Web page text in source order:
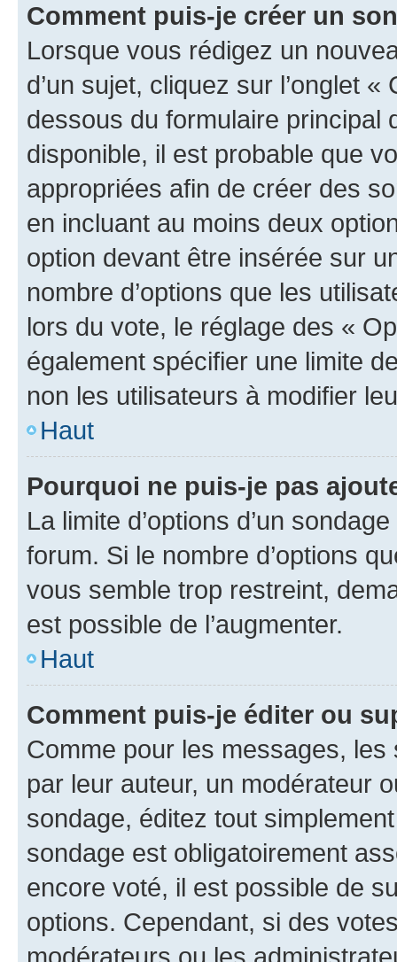
Comment puis-je créer un
Lorsque vous rédigez un
d’un sujet, cliquez sur l’onglet
dessous du formulaire principal
disponible, il est probable que
appropriées afin de créer des
en incluant au moins deux
option devant être insérée sur
nombre d’options que les
lors du vote, le réglage des «
également spécifier une limite
non les utilisateurs à modifier
Haut
Pourquoi ne puis-je pas
La limite d’options d’un
forum. Si le nombre d’options
vous semble trop restreint,
est possible de l’augmenter.
Haut
Comment puis-je éditer ou
Comme pour les messages,
par leur auteur, un modérateur
sondage, éditez tout
sondage est obligatoirement
encore voté, il est possible de
options. Cependant, si des